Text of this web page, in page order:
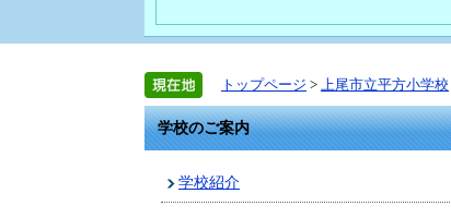
トップページ > 上尾市立平方小学校
学校のご案内
学校紹介